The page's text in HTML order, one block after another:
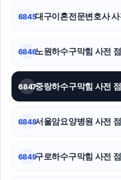
6845대구이혼전문변호사
6846노원하수구막힘 사전
6847
6848서울암요양병원 사전
6849구로하수구막힘 사전